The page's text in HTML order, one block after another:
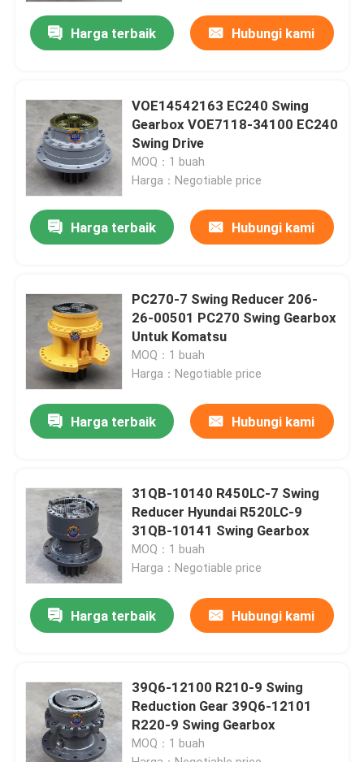
Harga terbaik Hubungi kami
VOE14542163 EC240 Swing
Gearbox VOE7118-34100 EC240
Swing Drive
MOQ：1 buah
Harga：Negotiable price
Harga terbaik Hubungi kami
PC270-7 Swing Reducer 206-
26-00501 PC270 Swing Gearbox
Untuk Komatsu
MOQ：1 buah
Harga：Negotiable price
Harga terbaik Hubungi kami
31QB-10140 R450LC-7 Swing
Reducer Hyundai R520LC-9
31QB-10141 Swing Gearbox
MOQ：1 buah
Harga：Negotiable price
Harga terbaik Hubungi kami
39Q6-12100 R210-9 Swing
Reduction Gear 39Q6-12101
R220-9 Swing Gearbox
MOQ：1 buah